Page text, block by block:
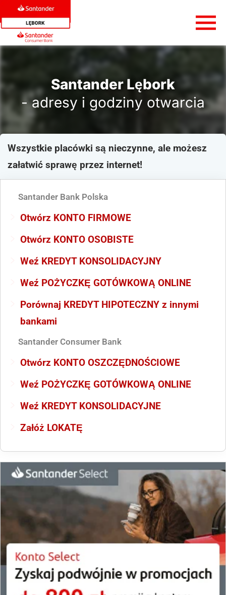
Santander Lębork
- adresy i godziny otwarcia
Wszystkie placówki są nieczynne, ale możesz
załatwić sprawę przez internet!
Santander Bank Polska
Otwórz KONTO FIRMOWE
Otwórz KONTO OSOBISTE
Weź KREDYT KONSOLIDACYJNY
Weź POŻYCZKĘ GOTÓWKOWĄ ONLINE
Porównaj KREDYT HIPOTECZNY z innymi
bankami
Santander Consumer Bank
Otwórz KONTO OSZCZĘDNOŚCIOWE
Weź POŻYCZKĘ GOTÓWKOWĄ ONLINE
Weź KREDYT KONSOLIDACYJNE
Załóż LOKATĘ